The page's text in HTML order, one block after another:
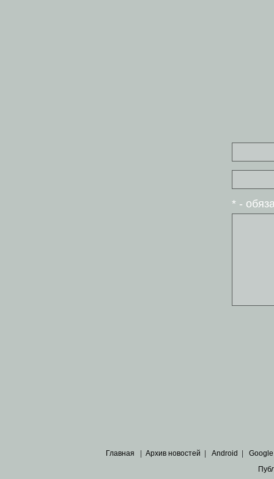
* -
Главная | Архив новостей | Android | Google